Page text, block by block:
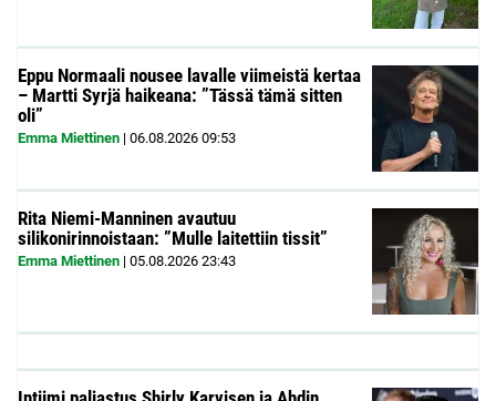
Eppu Normaali nousee lavalle viimeistä kertaa
– Martti Syrjä haikeana: ”Tässä tämä sitten
oli”
Emma Miettinen | 06.08.2026 09:53
Rita Niemi-Manninen avautuu
silikonirinnoistaan: ”Mulle laitettiin tissit”
Emma Miettinen | 05.08.2026 23:43